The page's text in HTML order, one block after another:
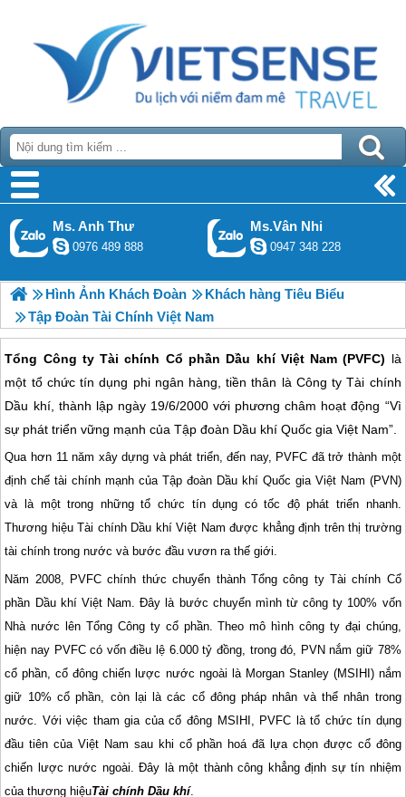
Ms. Anh Thư
0976 489 888
Ms.Vân Nhi
0947 348 228
Hình Ảnh Khách Đoàn
Khách hàng Tiêu Biểu
Tập Đoàn Tài Chính Việt Nam
Tổng Công ty Tài chính Cổ phần Dầu khí Việt Nam (PVFC) là
một tổ chức tín dụng phi ngân hàng, tiền thân là Công ty Tài chính
Dầu khí, thành lập ngày 19/6/2000 với phương châm hoạt động “Vì
sự phát triển vững mạnh của Tập đoàn Dầu khí Quốc gia Việt Nam”.
Qua hơn 11 năm xây dựng và phát triển, đến nay, PVFC đã trở thành một
định chế tài chính mạnh của Tập đoàn Dầu khí Quốc gia Việt Nam (PVN)
và là một trong những tổ chức tín dụng có tốc độ phát triển nhanh.
Thương hiệu Tài chính Dầu khí Việt Nam được khẳng định trên thị trường
tài chính trong nước và bước đầu vươn ra thế giới.
Năm 2008, PVFC chính thức chuyển thành Tổng công ty Tài chính Cổ
phần Dầu khí Việt Nam. Đây là bước chuyển mình từ công ty 100% vốn
Nhà nước lên Tổng Công ty cổ phần. Theo mô hình công ty đại chúng,
hiện nay PVFC có vốn điều lệ 6.000 tỷ đồng, trong đó, PVN nắm giữ 78%
cổ phần, cổ đông chiến lược nước ngoài là Morgan Stanley (MSIHI) nắm
giữ 10% cổ phần, còn lại là các cổ đông pháp nhân và thể nhân trong
nước. Với việc tham gia của cổ đông MSIHI, PVFC là tổ chức tín dụng
đầu tiên của Việt Nam sau khi cổ phần hoá đã lựa chọn được cổ đông
chiến lược nước ngoài. Đây là một thành công khẳng định sự tín nhiệm
của thương hiệuTài chính Dầu khí.